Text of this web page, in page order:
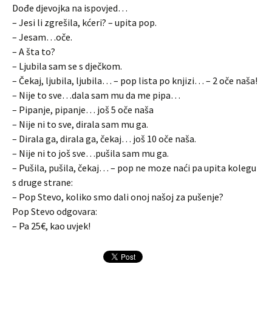
Dođe djevojka na ispovjed…
– Jesi li zgrešila, kćeri? – upita pop.
– Jesam…oče.
– A šta to?
– Ljubila sam se s dječkom.
– Čekaj, ljubila, ljubila… – pop lista po knjizi… – 2 oče naša!
– Nije to sve…dala sam mu da me pipa…
– Pipanje, pipanje… još 5 oče naša
– Nije ni to sve, dirala sam mu ga.
– Dirala ga, dirala ga, čekaj… još 10 oče naša.
– Nije ni to još sve…pušila sam mu ga.
– Pušila, pušila, čekaj… – pop ne moze naći pa upita kolegu
s druge strane:
– Pop Stevo, koliko smo dali onoj našoj za pušenje?
Pop Stevo odgovara:
– Pa 25€, kao uvjek!